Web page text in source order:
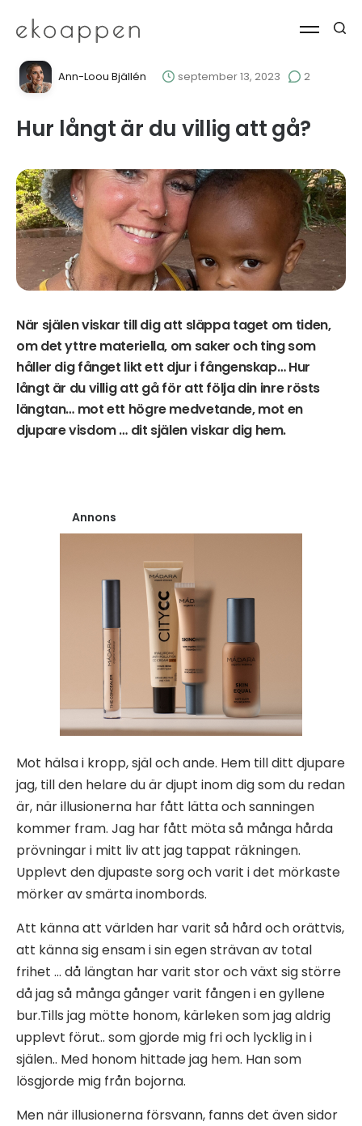
Ann-Loou Bjällén september 13, 2023 2
Hur långt är du villig att gå?
När själen viskar till dig att släppa taget om tiden,
om det yttre materiella, om saker och ting som
håller dig fånget likt ett djur i fångenskap… Hur
långt är du villig att gå för att följa din inre rösts
längtan… mot ett högre medvetande, mot en
djupare visdom … dit själen viskar dig hem.
Annons
Mot hälsa i kropp, själ och ande. Hem till ditt djupare
jag, till den helare du är djupt inom dig som du redan
är, när illusionerna har fått lätta och sanningen
kommer fram. Jag har fått möta så många hårda
prövningar i mitt liv att jag tappat räkningen.
Upplevt den djupaste sorg och varit i det mörkaste
mörker av smärta inombords.
Att känna att världen har varit så hård och orättvis,
att känna sig ensam i sin egen strävan av total
frihet … då längtan har varit stor och växt sig större
då jag så många gånger varit fången i en gyllene
bur.Tills jag mötte honom, kärleken som jag aldrig
upplevt förut.. som gjorde mig fri och lycklig in i
själen.. Med honom hittade jag hem. Han som
lösgjorde mig från bojorna.
Men när illusionerna försvann, fanns det även sidor